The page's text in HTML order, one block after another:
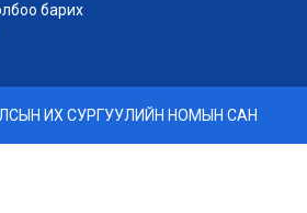
барих
ИХ СУРГУУЛИЙН НОМЫН САН